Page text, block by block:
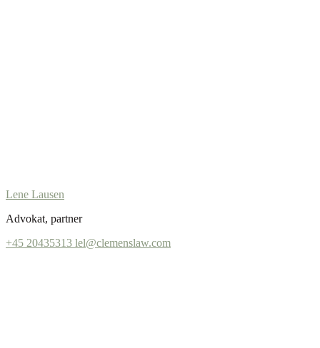
Lene Lausen
Advokat, partner
+45 20435313 lel@clemenslaw.com